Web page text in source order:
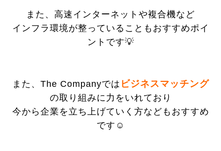
また、高速インターネットや複合機など
インフラ環境が整っていることもおすすめポイ
ントです💡
また、The Companyでは ビジネスマッチング
の取り組みに力をいれており
今から企業を立ち上げていく方などもおすすめ
です☺️